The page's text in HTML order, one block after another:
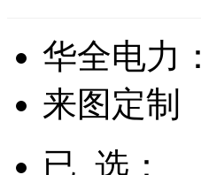
华全电力：
来图定制
已 选：